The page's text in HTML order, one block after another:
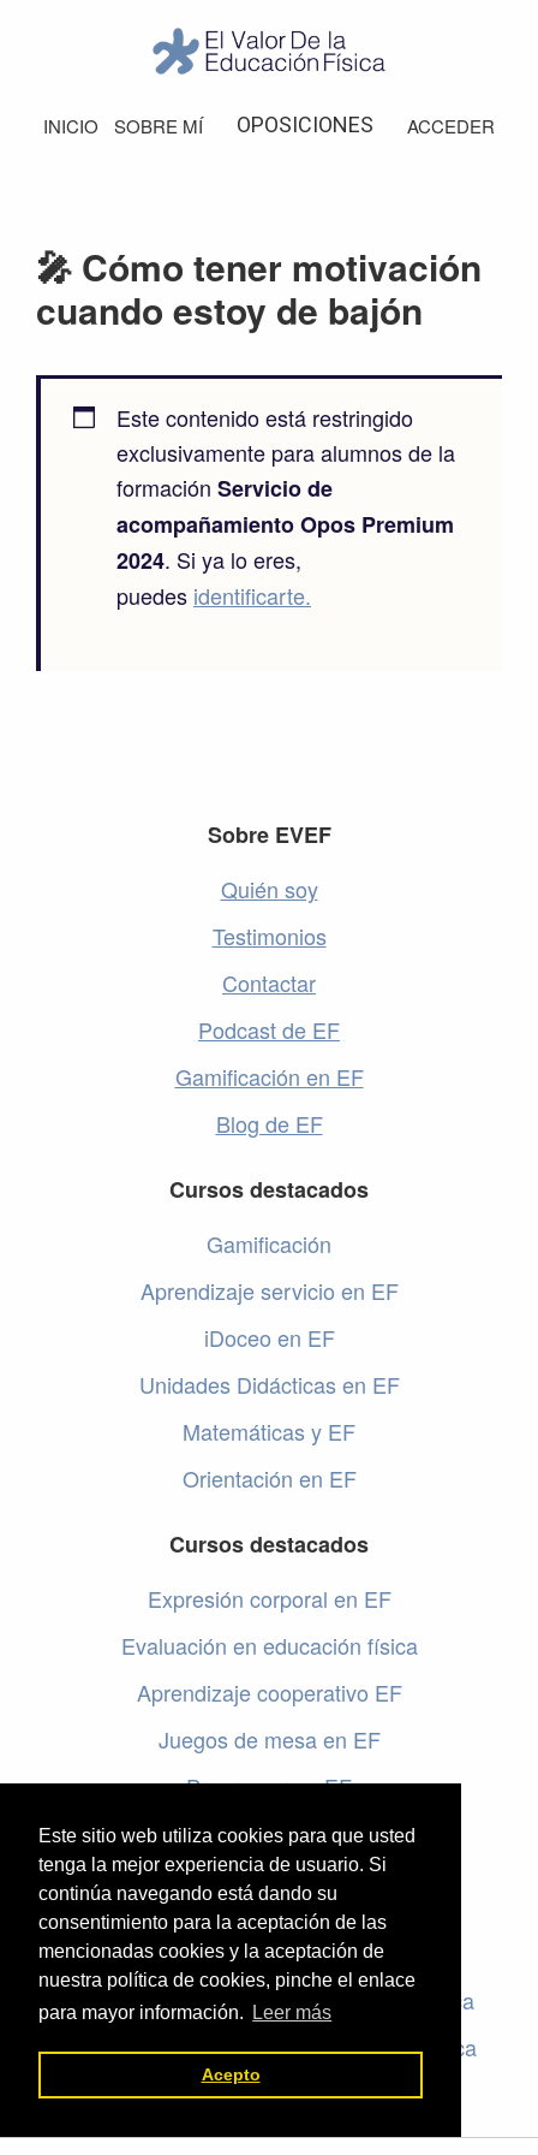
Este sitio web utiliza cookies para que usted
tenga la mejor experiencia de usuario. Si
continúa navegando está dando su
consentimiento para la aceptación de las
mencionadas cookies y la aceptación de
nuestra política de cookies, pinche el enlace
para mayor información.
Leer más
Acepto
navegación
principal
barra
Valor
de
INICIO SOBRE MÍ OPOSICIONES ACCEDER
🎤 Cómo tener motivación
cuando estoy de bajón
Este contenido está restringido
exclusivamente para alumnos de la
formación Servicio de
acompañamiento Opos Premium
2024. Si ya lo eres,
puedes identificarte.
Sobre EVEF
Quién soy
Testimonios
Contactar
Podcast de EF
Gamificación en EF
Blog de EF
Cursos destacados
Gamificación
Aprendizaje servicio en EF
iDoceo en EF
Unidades Didácticas en EF
Matemáticas y EF
Orientación en EF
Cursos destacados
Expresión corporal en EF
Evaluación en educación física
Aprendizaje cooperativo EF
Juegos de mesa en EF
Programar en EF
Cursos online de educación física
Artículos destacados
Evaluación en educación física
Criterios de evaluación en educación física
Rúbricas de evaluación en educación física